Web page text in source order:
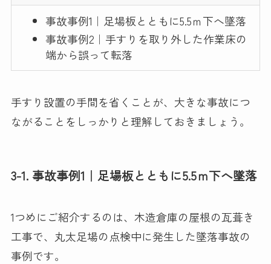
事故事例1｜足場板とともに5.5ｍ下へ墜落​​
事故事例2｜手すりを取り外した作業床の
端から誤って転落
手すり設置の手間を省くことが、大きな事故につ
ながることをしっかりと理解しておきましょう。
3-1. 事故事例1｜足場板とともに5.5ｍ下へ墜落
1つめにご紹介するのは、木造倉庫の屋根の瓦葺き
工事で、丸太足場の点検中に発生した​​墜落事故の
事例です。